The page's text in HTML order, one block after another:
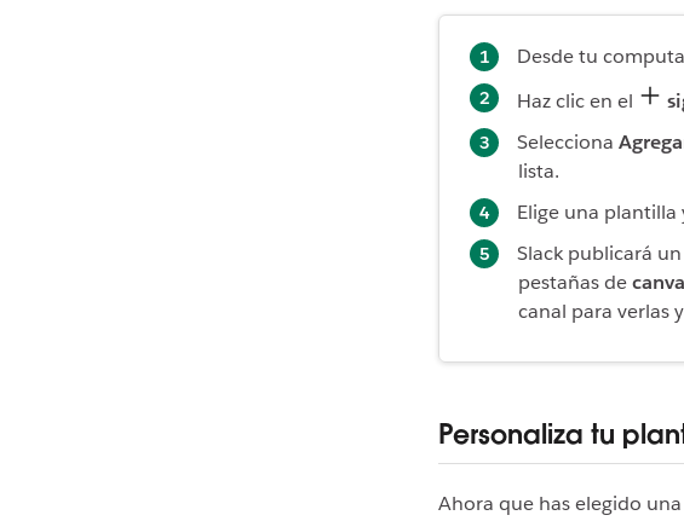
Desde tu
Haz clic en el
Selecciona
lista.
Elige una plantilla
Slack publicará
pestañas de
canal para verlas y
Personaliza tu
Ahora que has elegido